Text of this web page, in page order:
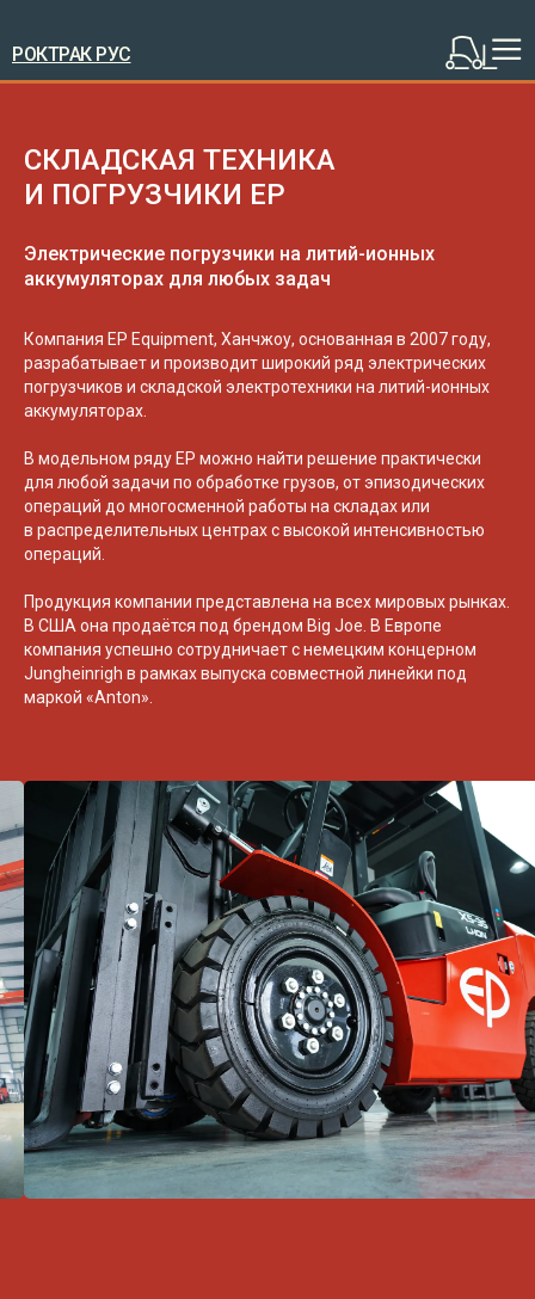
РОКТРАК РУС
СКЛАДСКАЯ ТЕХНИКА
И ПОГРУЗЧИКИ EP
Электрические погрузчики на литий-ионных
аккумуляторах для любых задач
Компания EP Equipment, Ханчжоу, основанная в 2007 году,
разрабатывает и производит широкий ряд электрических
погрузчиков и складской электротехники на литий-ионных
аккумуляторах.
В модельном ряду EP можно найти решение практически
для любой задачи по обработке грузов, от эпизодических
операций до многосменной работы на складах или
в распределительных центрах с высокой интенсивностью
операций.
Продукция компании представлена на всех мировых рынках.
В США она продаётся под брендом Big Joe. В Европе
компания успешно сотрудничает с немецким концерном
Jungheinrigh в рамках выпуска совместной линейки под
маркой «Anton».